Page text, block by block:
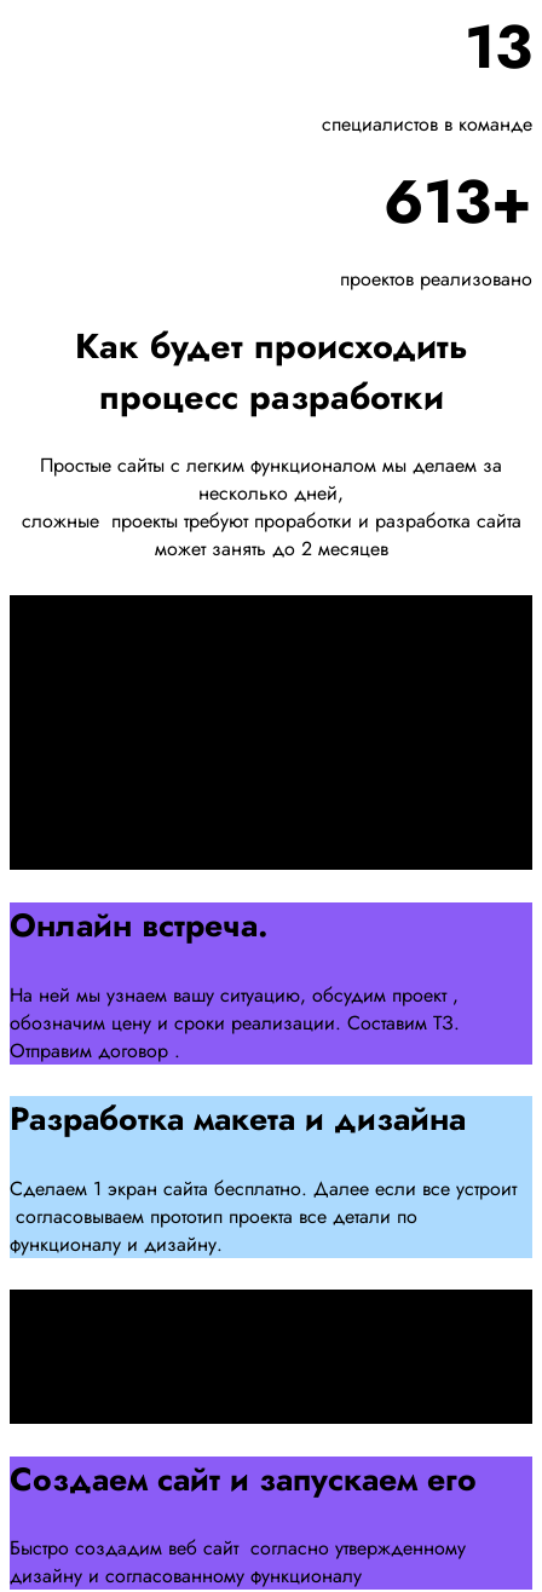
13
специалистов в команде
613+
проектов реализовано
Как будет происходить
процесс разработки
Простые сайты с легким функционалом мы делаем за
несколько дней,
сложные проекты требуют проработки и разработка сайта
может занять до 2 месяцев
Онлайн встреча.
На ней мы узнаем вашу ситуацию, обсудим проект ,
обозначим цену и сроки реализации. Составим ТЗ.
Отправим договор .
Разработка макета и дизайна
Сделаем 1 экран сайта бесплатно. Далее если все устроит
согласовываем прототип проекта все детали по
функционалу и дизайну.
Создаем сайт и запускаем его
Быстро создадим веб сайт согласно утвержденному
дизайну и согласованному функционалу